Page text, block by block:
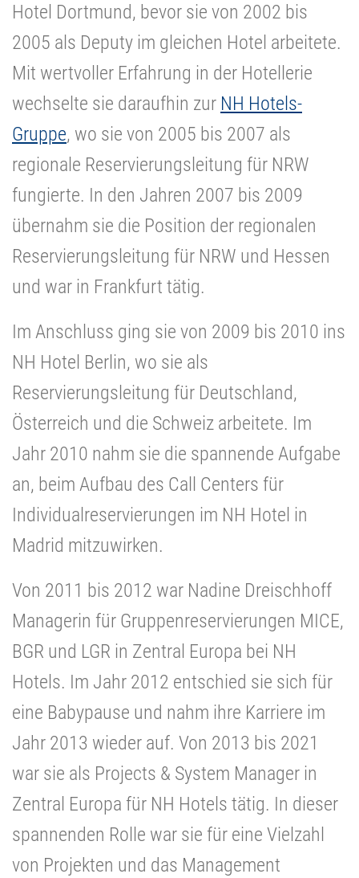
Hotel Dortmund, bevor sie von 2002 bis
2005 als Deputy im gleichen Hotel arbeitete.
Mit wertvoller Erfahrung in der Hotellerie
wechselte sie daraufhin zur NH Hotels-
Gruppe, wo sie von 2005 bis 2007 als
regionale Reservierungsleitung für NRW
fungierte. In den Jahren 2007 bis 2009
übernahm sie die Position der regionalen
Reservierungsleitung für NRW und Hessen
und war in Frankfurt tätig.
Im Anschluss ging sie von 2009 bis 2010 ins
NH Hotel Berlin, wo sie als
Reservierungsleitung für Deutschland,
Österreich und die Schweiz arbeitete. Im
Jahr 2010 nahm sie die spannende Aufgabe
an, beim Aufbau des Call Centers für
Individualreservierungen im NH Hotel in
Madrid mitzuwirken.
Von 2011 bis 2012 war Nadine Dreischhoff
Managerin für Gruppenreservierungen MICE,
BGR und LGR in Zentral Europa bei NH
Hotels. Im Jahr 2012 entschied sie sich für
eine Babypause und nahm ihre Karriere im
Jahr 2013 wieder auf. Von 2013 bis 2021
war sie als Projects & System Manager in
Zentral Europa für NH Hotels tätig. In dieser
spannenden Rolle war sie für eine Vielzahl
von Projekten und das Management